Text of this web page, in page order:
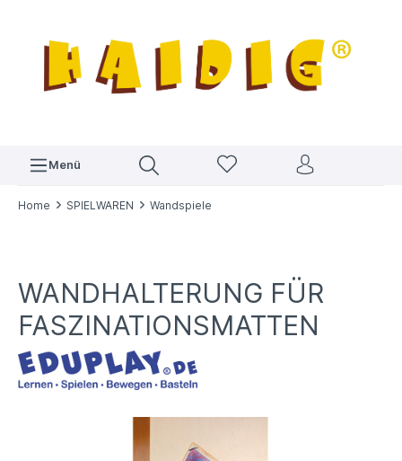
Menü
Home SPIELWAREN Wandspiele
WANDHALTERUNG FÜR
FASZINATIONSMATTEN